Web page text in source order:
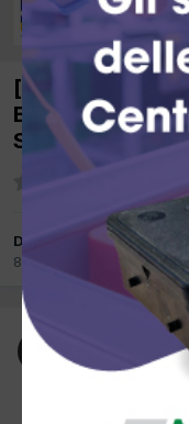
[smart 450 10/
Benzina]
Sam smart
Da Ospite Luca
8 Ottobre 2017
in
Ospite
Inviato 8 Ottobre